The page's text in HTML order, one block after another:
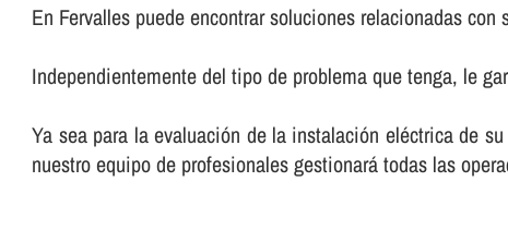
En Fervalles puede encontrar soluciones relacionadas con
Independientemente del tipo de problema que tenga, le
Ya sea para la evaluación de la instalación eléctrica de
nuestro equipo de profesionales gestionará todas las